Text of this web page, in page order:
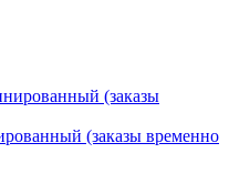
(заказы временно